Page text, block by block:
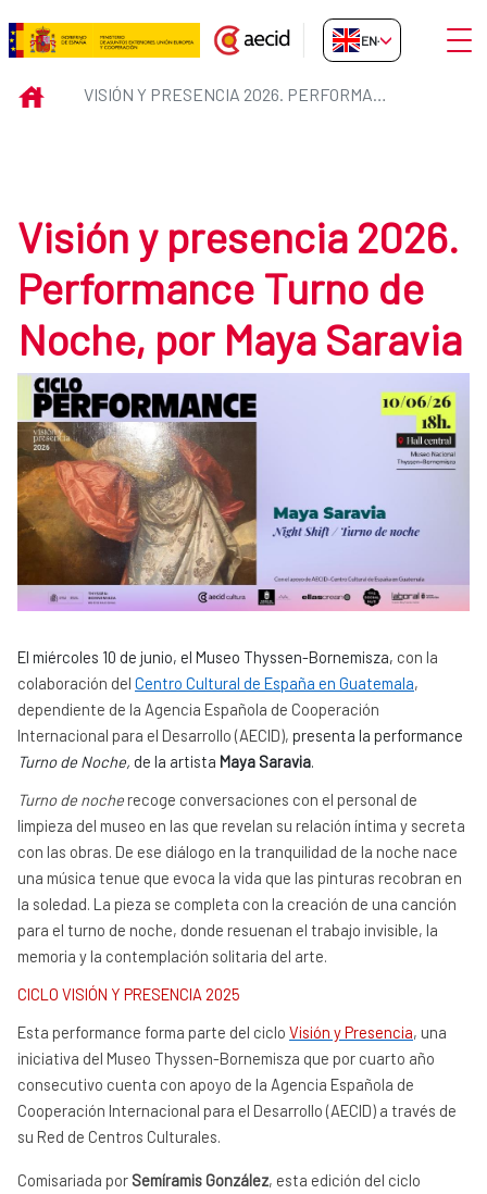
Skip to Main Content
Visión y presencia 2026.
EN-GB
INICIO VISIÓN Y PRESENCIA 2026. PERFORMANCE TURNO DE NOCHE, POR MAYA SARAVIA
Visión y presencia 2026.
Performance Turno de
Noche, por Maya Saravia
El miércoles 10 de junio, el Museo Thyssen-Bornemisza, con la
colaboración del Centro Cultural de España en Guatemala,
dependiente de la Agencia Española de Cooperación
Internacional para el Desarrollo (AECID), presenta la performance
Turno de Noche, de la artista Maya Saravia.
Turno de noche recoge conversaciones con el personal de
limpieza del museo en las que revelan su relación íntima y secreta
con las obras. De ese diálogo en la tranquilidad de la noche nace
una música tenue que evoca la vida que las pinturas recobran en
la soledad. La pieza se completa con la creación de una canción
para el turno de noche, donde resuenan el trabajo invisible, la
memoria y la contemplación solitaria del arte.
CICLO VISIÓN Y PRESENCIA 2025
Esta performance forma parte del ciclo Visión y Presencia, una
iniciativa del Museo Thyssen-Bornemisza que por cuarto año
consecutivo cuenta con apoyo de la Agencia Española de
Cooperación Internacional para el Desarrollo (AECID) a través de
su Red de Centros Culturales.
Comisariada por Semíramis González, esta edición del ciclo